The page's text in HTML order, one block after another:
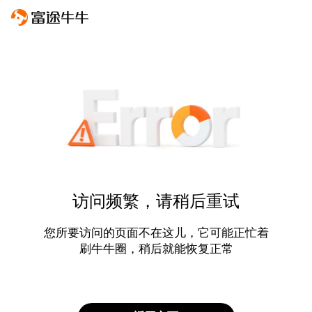
访问频繁，请稍后重试
您所要访问的页面不在这儿，它可能正忙着
刷牛牛圈，稍后就能恢复正常